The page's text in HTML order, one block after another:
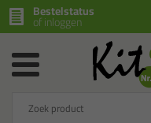
Bestelstatus
of inloggen